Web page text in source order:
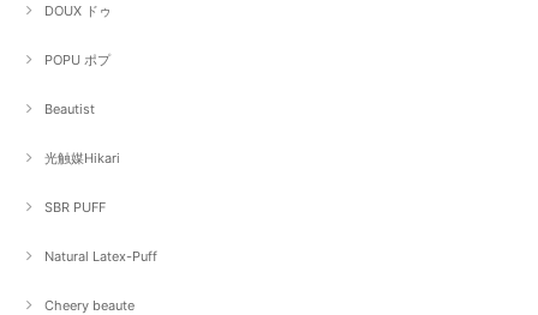
DOUX ドゥ
POPU ポプ
Beautist
光触媒Hikari
SBR PUFF
Natural Latex-Puff
Cheery beaute